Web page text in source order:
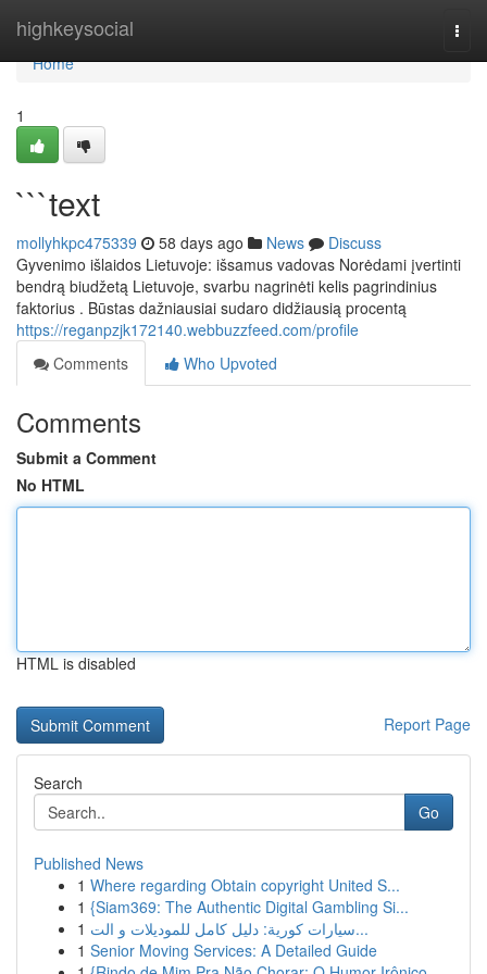
highkeysocial
Home
Home
1
```text
mollyhkpc475339 58 days ago News
Discuss
Gyvenimo išlaidos Lietuvoje: išsamus vadovas Norėdami įvertinti
bendrą biudžetą Lietuvoje, svarbu nagrinėti kelis pagrindinius
faktorius . Būstas dažniausiai sudaro didžiausią procentą
https://reganpzjk172140.webbuzzfeed.com/profile
Comments
Who Upvoted
Comments
Submit a Comment
No HTML
HTML is disabled
Report Page
Search
Go
Published News
1 Where regarding Obtain copyright United S...
1 {Siam369: The Authentic Digital Gambling Si...
1
سيارات كورية: دليل كامل للموديلات و الت...
1 Senior Moving Services: A Detailed Guide